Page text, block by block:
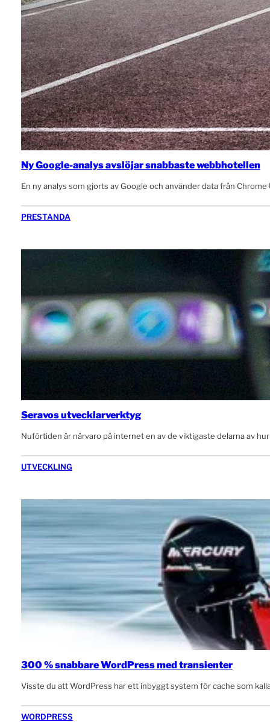
Ny Google-analys avslöjar snabbaste webbhotellen
En ny analys som gjorts av Google och använder data från
PRESTANDA
Seravos utvecklarverktyg
Nuförtiden är närvaro på internet en av de viktigaste delarna av
UTVECKLING
300 % snabbare WordPress med transienter
Visste du att WordPress har ett inbyggt system för cache som
WORDPRESS